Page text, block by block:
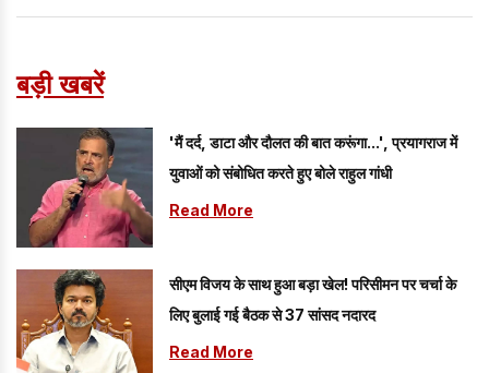
बड़ी खबरें
'मैं दर्द, डाटा और दौलत की बात करूंगा...', प्रयागराज में
युवाओं को संबोधित करते हुए बोले राहुल गांधी
Read More
सीएम विजय के साथ हुआ बड़ा खेल! परिसीमन पर चर्चा के
लिए बुलाई गई बैठक से 37 सांसद नदारद
Read More